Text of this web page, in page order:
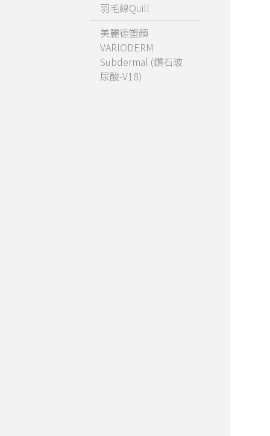
羽毛線Quill
美麗德塑顏
VARIODERM
Subdermal (鑽石玻
尿酸-V18)